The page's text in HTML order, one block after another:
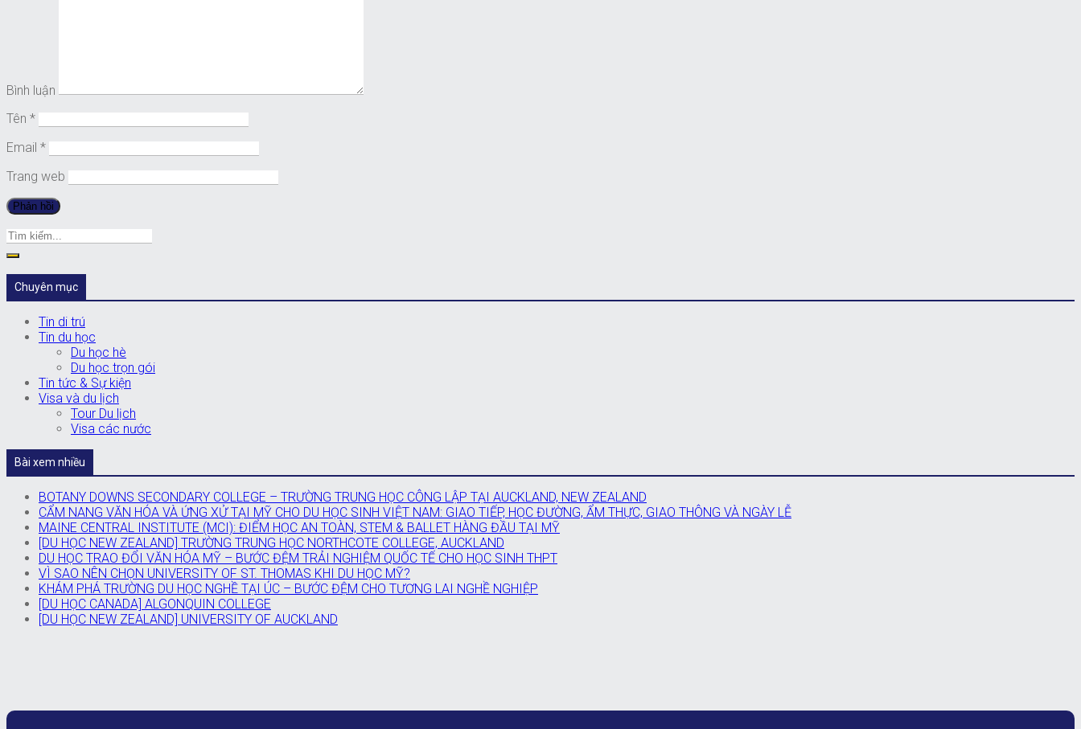
Bình luận
Tên *
Email *
Trang web
Chuyên mục
Tin di trú
Tin du học
Du học hè
Du học trọn gói
Tin tức & Sự kiện
Visa và du lịch
Tour Du lịch
Visa các nước
Bài xem nhiều
BOTANY DOWNS SECONDARY COLLEGE – TRƯỜNG TRUNG HỌC CÔNG LẬP TẠI AUCKLAND, NEW ZEALAND
CẨM NANG VĂN HÓA VÀ ỨNG XỬ TẠI MỸ CHO DU HỌC SINH VIỆT NAM: GIAO TIẾP, HỌC ĐƯỜNG, ẨM THỰC, GIAO THÔNG VÀ NGÀY LỄ
MAINE CENTRAL INSTITUTE (MCI): ĐIỂM HỌC AN TOÀN, STEM & BALLET HÀNG ĐẦU TẠI MỸ
[DU HỌC NEW ZEALAND] TRƯỜNG TRUNG HỌC NORTHCOTE COLLEGE, AUCKLAND
DU HỌC TRAO ĐỔI VĂN HÓA MỸ – BƯỚC ĐỆM TRẢI NGHIỆM QUỐC TẾ CHO HỌC SINH THPT
VÌ SAO NÊN CHỌN UNIVERSITY OF ST. THOMAS KHI DU HỌC MỸ?
KHÁM PHÁ TRƯỜNG DU HỌC NGHỀ TẠI ÚC – BƯỚC ĐỆM CHO TƯƠNG LAI NGHỀ NGHIỆP
[DU HỌC CANADA] ALGONQUIN COLLEGE
[DU HỌC NEW ZEALAND] UNIVERSITY OF AUCKLAND